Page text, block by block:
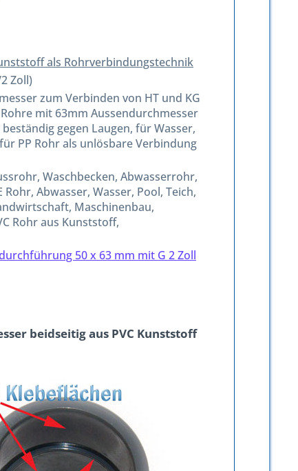
als Rohrverbindungstechnik
Zoll)
zum Verbinden von HT und KG
mit 63mm Aussendurchmesser
gegen Laugen, für Wasser,
PP Rohr als unlösbare Verbindung
Waschbecken, Abwasserrohr,
Abwasser, Wasser, Pool, Teich,
Maschinenbau,
Rohr aus Kunststoff,
50 x 63 mm mit G 2 Zoll
beidseitig aus PVC Kunststoff